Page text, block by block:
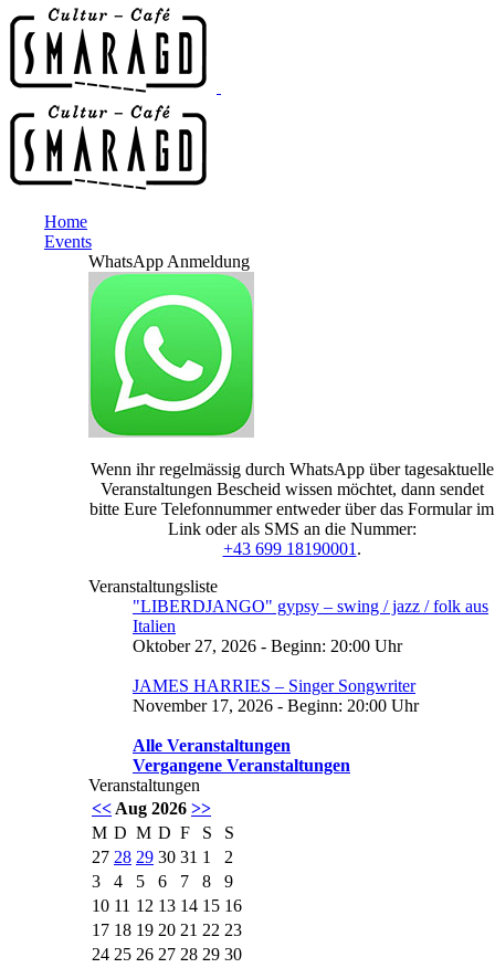
Home
Events
WhatsApp Anmeldung
Wenn ihr regelmässig durch WhatsApp über tagesaktuelle
Veranstaltungen Bescheid wissen möchtet, dann sendet
bitte Eure Telefonnummer entweder über das Formular im
Link oder als SMS an die Nummer:
+43 699 18190001 .
Veranstaltungsliste
"LIBERDJANGO" gypsy – swing / jazz / folk aus
Italien
Oktober 27, 2026 - Beginn: 20:00 Uhr
JAMES HARRIES – Singer Songwriter
November 17, 2026 - Beginn: 20:00 Uhr
Alle Veranstaltungen
Vergangene Veranstaltungen
Veranstaltungen
<< Aug 2026 >>
M D M D F S
S
27 28 29 30 31 1
2
3
4 5 6 7 8
9
10 11 12 13 14 15 16
17 18 19 20 21 22 23
24 25 26 27 28 29 30